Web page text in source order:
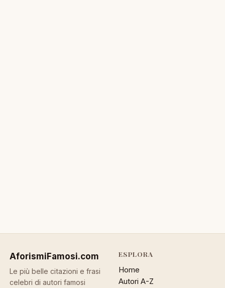
AforismiFamosi.com
Le più belle citazioni e frasi
celebri di autori famosi
ESPLORA
Home
Autori A-Z